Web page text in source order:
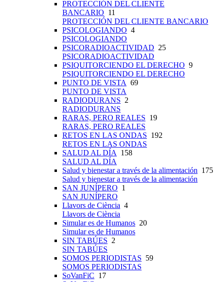
PROTECCIÓN DEL CLIENTE
BANCARIO 11
PROTECCIÓN DEL CLIENTE BANCARIO
PSICOLOGIANDO 4
PSICOLOGIANDO
PSICORADIOACTIVIDAD 25
PSICORADIOACTIVIDAD
PSIQUITORCIENDO EL DERECHO 9
PSIQUITORCIENDO EL DERECHO
PUNTO DE VISTA 69
PUNTO DE VISTA
RADIODURANS 2
RADIODURANS
RARAS, PERO REALES 19
RARAS, PERO REALES
RETOS EN LAS ONDAS 192
RETOS EN LAS ONDAS
SALUD AL DÍA 158
SALUD AL DÍA
Salud y bienestar a través de la alimentación 175
Salud y bienestar a través de la alimentación
SAN JUNÍPERO 1
SAN JUNÍPERO
Llavors de Ciència 4
Llavors de Ciència
Simular es de Humanos 20
Simular es de Humanos
SIN TABÚES 2
SIN TABÚES
SOMOS PERIODISTAS 59
SOMOS PERIODISTAS
SoVanFiC 17